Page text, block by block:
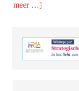
meer …]